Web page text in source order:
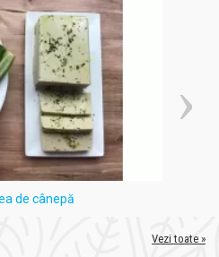
de cânepă
Vezi toate »